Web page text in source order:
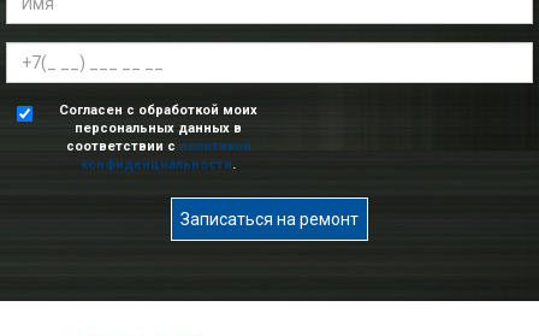
Согласен с обработкой моих
персональных данных в
соответствии с политикой
конфиденциальности.
Записаться на ремонт